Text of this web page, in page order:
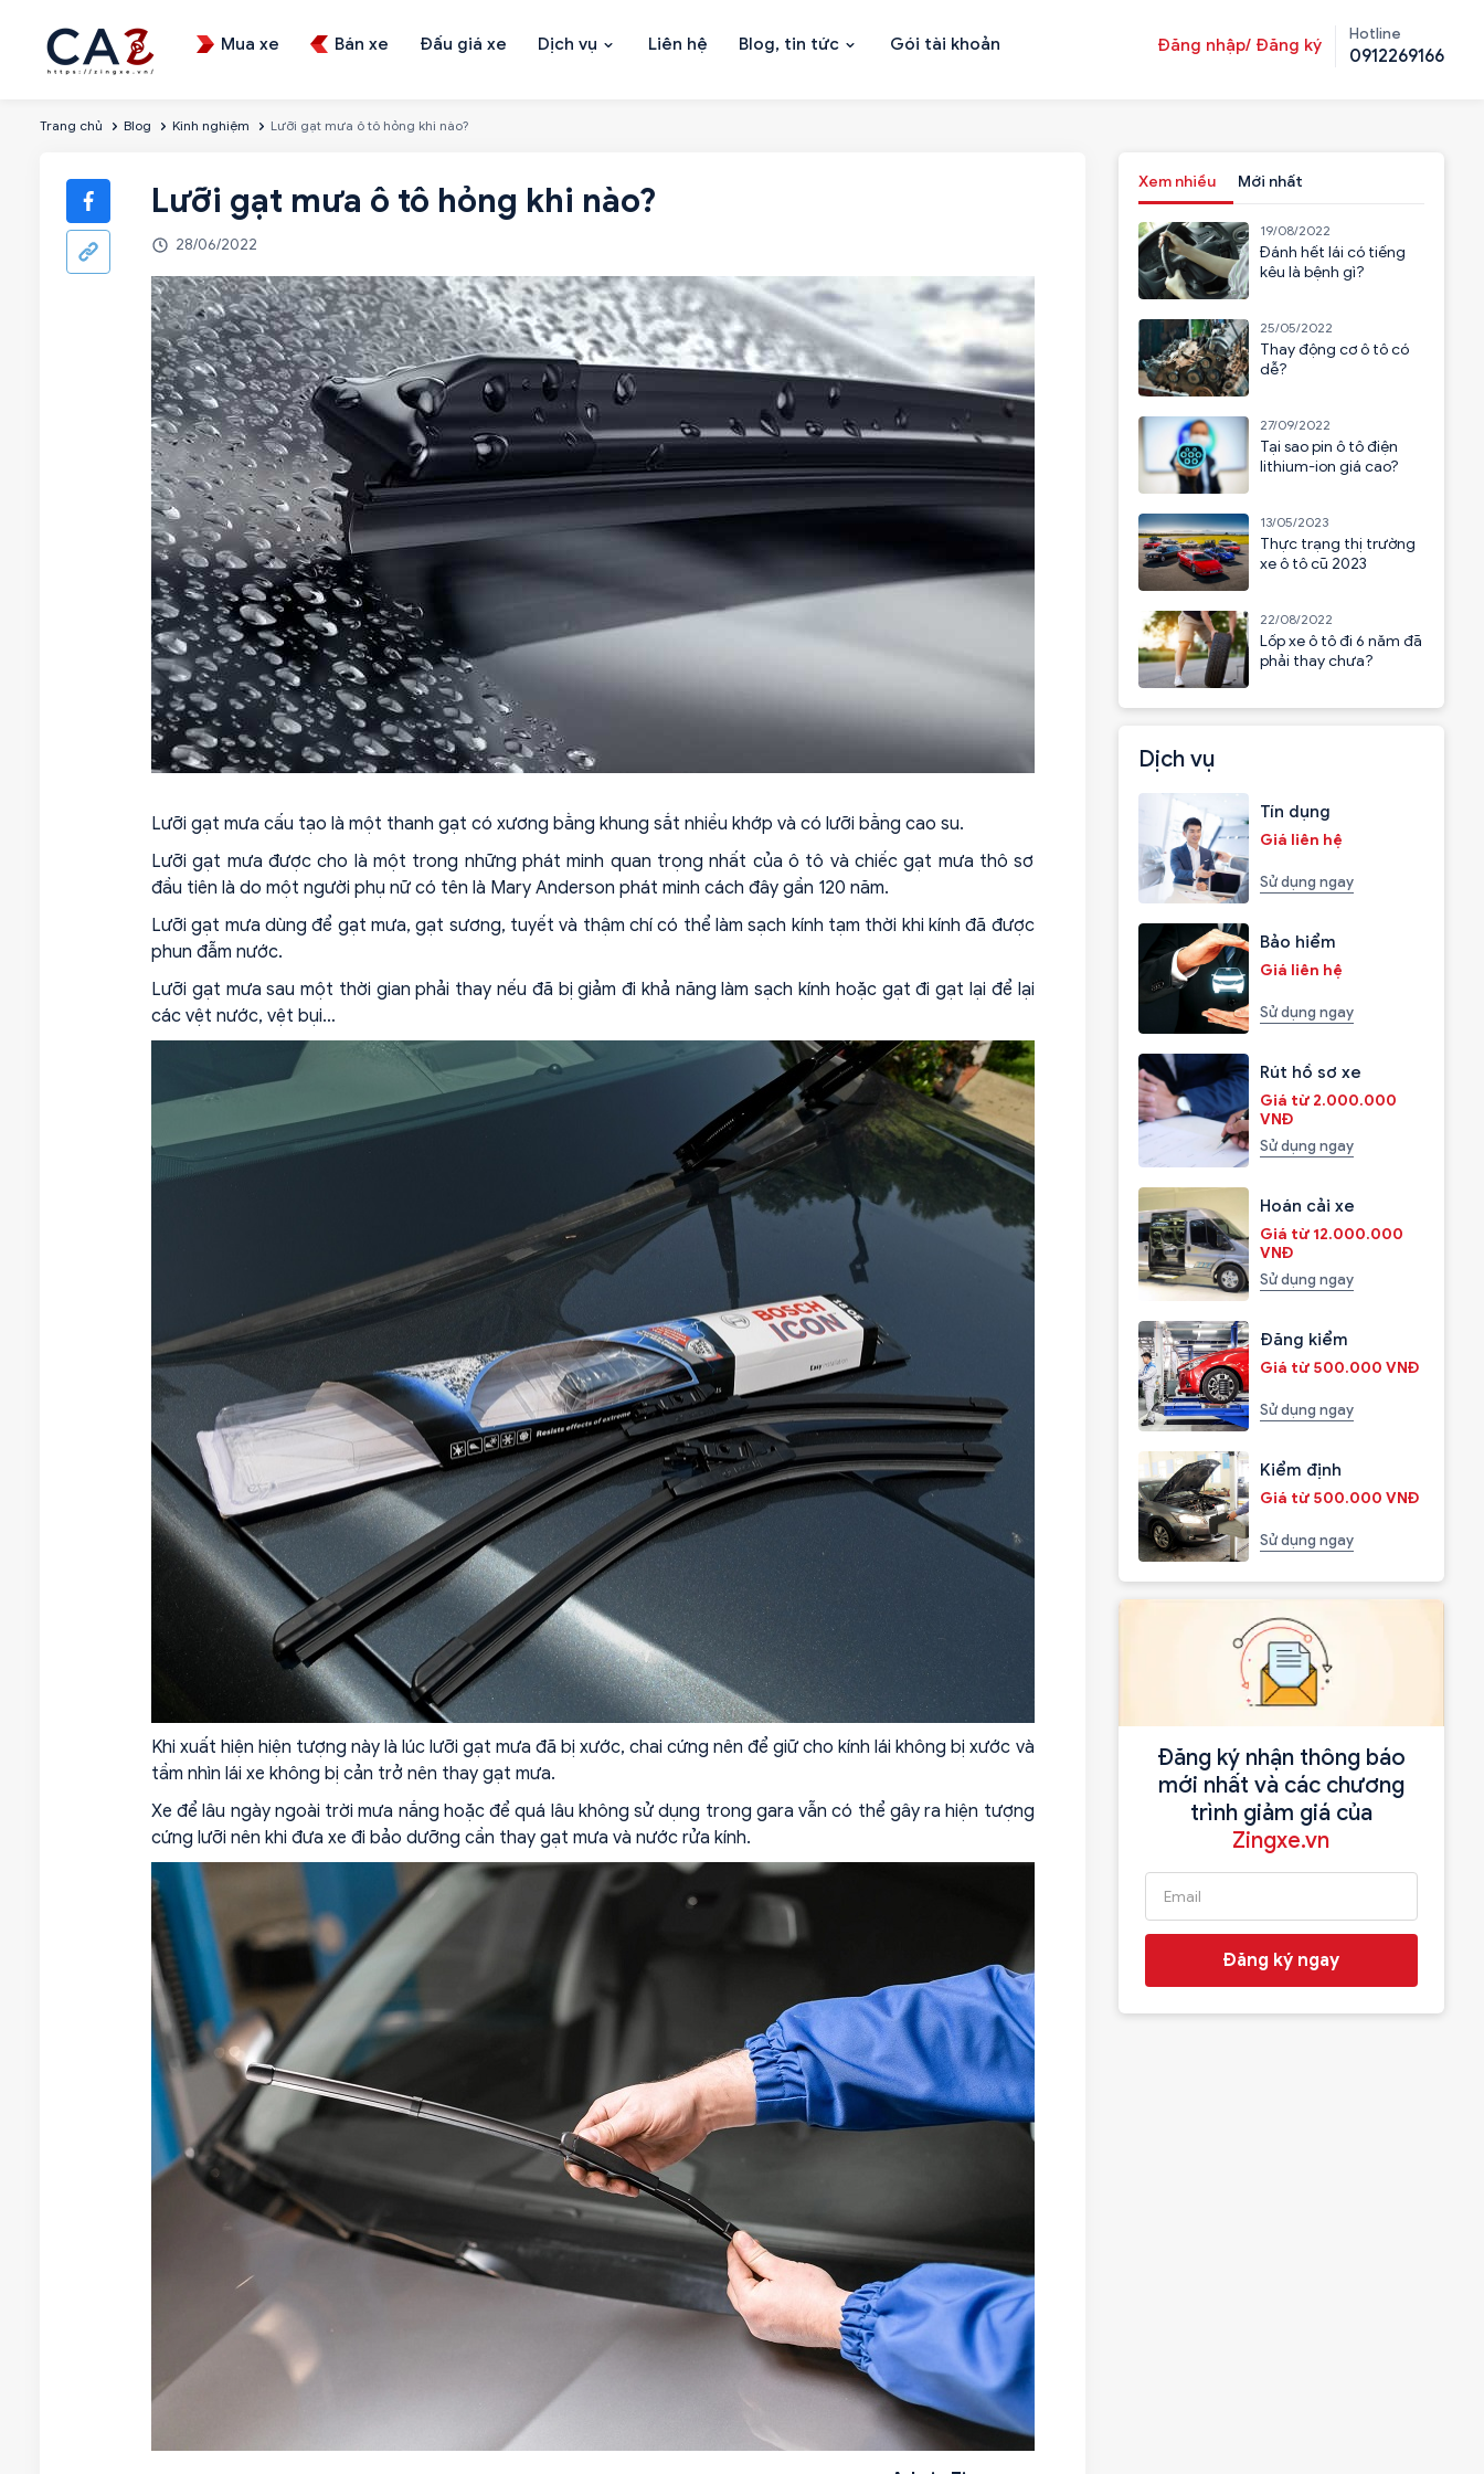
Mua xe Bán xe Đấu giá xe Dịch vụ Liên hệ Blog, tin tức Gói tài khoản Đăng nhập/ Đăng ký
Hotline
0912269166
Trang chủ Blog Kinh nghiệm Lưỡi gạt mưa ô tô hỏng khi nào?
Lưỡi gạt mưa ô tô hỏng khi nào?
28/06/2022
Lưỡi gạt mưa cấu tạo là một thanh gạt có xương bằng khung sắt nhiều khớp và có lưỡi bằng cao su.
Lưỡi gạt mưa được cho là một trong những phát minh quan trọng nhất của ô tô và chiếc gạt mưa thô sơ
đầu tiên là do một người phụ nữ có tên là Mary Anderson phát minh cách đây gần 120 năm.
Lưỡi gạt mưa dùng để gạt mưa, gạt sương, tuyết và thậm chí có thể làm sạch kính tạm thời khi kính đã được
phun đẫm nước.
Lưỡi gạt mưa sau một thời gian phải thay nếu đã bị giảm đi khả năng làm sạch kính hoặc gạt đi gạt lại để lại
các vệt nước, vệt bụi…
Khi xuất hiện hiện tượng này là lúc lưỡi gạt mưa đã bị xước, chai cứng nên để giữ cho kính lái không bị xước và
tầm nhìn lái xe không bị cản trở nên thay gạt mưa.
Xe để lâu ngày ngoài trời mưa nắng hoặc để quá lâu không sử dụng trong gara vẫn có thể gây ra hiện tượng
cứng lưỡi nên khi đưa xe đi bảo dưỡng cần thay gạt mưa và nước rửa kính.
Xem nhiều Mới nhất
19/08/2022
Đánh hết lái có tiếng
kêu là bệnh gì?
25/05/2022
Thay động cơ ô tô có
dễ?
27/09/2022
Tại sao pin ô tô điện
lithium-ion giá cao?
13/05/2023
Thực trạng thị trường
xe ô tô cũ 2023
22/08/2022
Lốp xe ô tô đi 6 năm đã
phải thay chưa?
Dịch vụ
Tín dụng
Giá liên hệ
Sử dụng ngay
Bảo hiểm
Giá liên hệ
Sử dụng ngay
Rút hồ sơ xe
Giá từ 2.000.000
VNĐ
Sử dụng ngay
Hoán cải xe
Giá từ 12.000.000
VNĐ
Sử dụng ngay
Đăng kiểm
Giá từ 500.000 VNĐ
Sử dụng ngay
Kiểm định
Giá từ 500.000 VNĐ
Sử dụng ngay
Đăng ký nhận thông báo
mới nhất và các chương
trình giảm giá của
Zingxe.vn
Đăng ký ngay